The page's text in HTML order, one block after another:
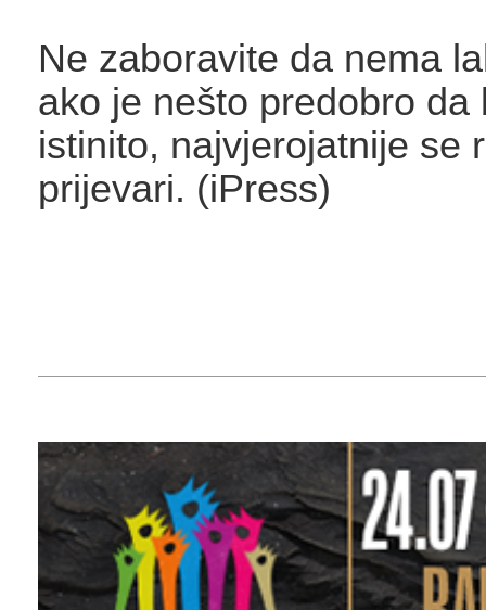
Ne zaboravite da nema
ako je nešto predobro da
istinito, najvjerojatnije se
prijevari. (iPress)